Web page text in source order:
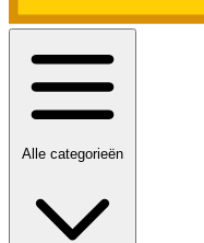
Alle categorieën